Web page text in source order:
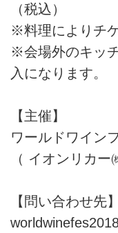
（税込）
※料理によりチ
※会場外のキッ
入になります。
【主催】
ワールドワイン
（ イオンリカー
【問い合わせ先】